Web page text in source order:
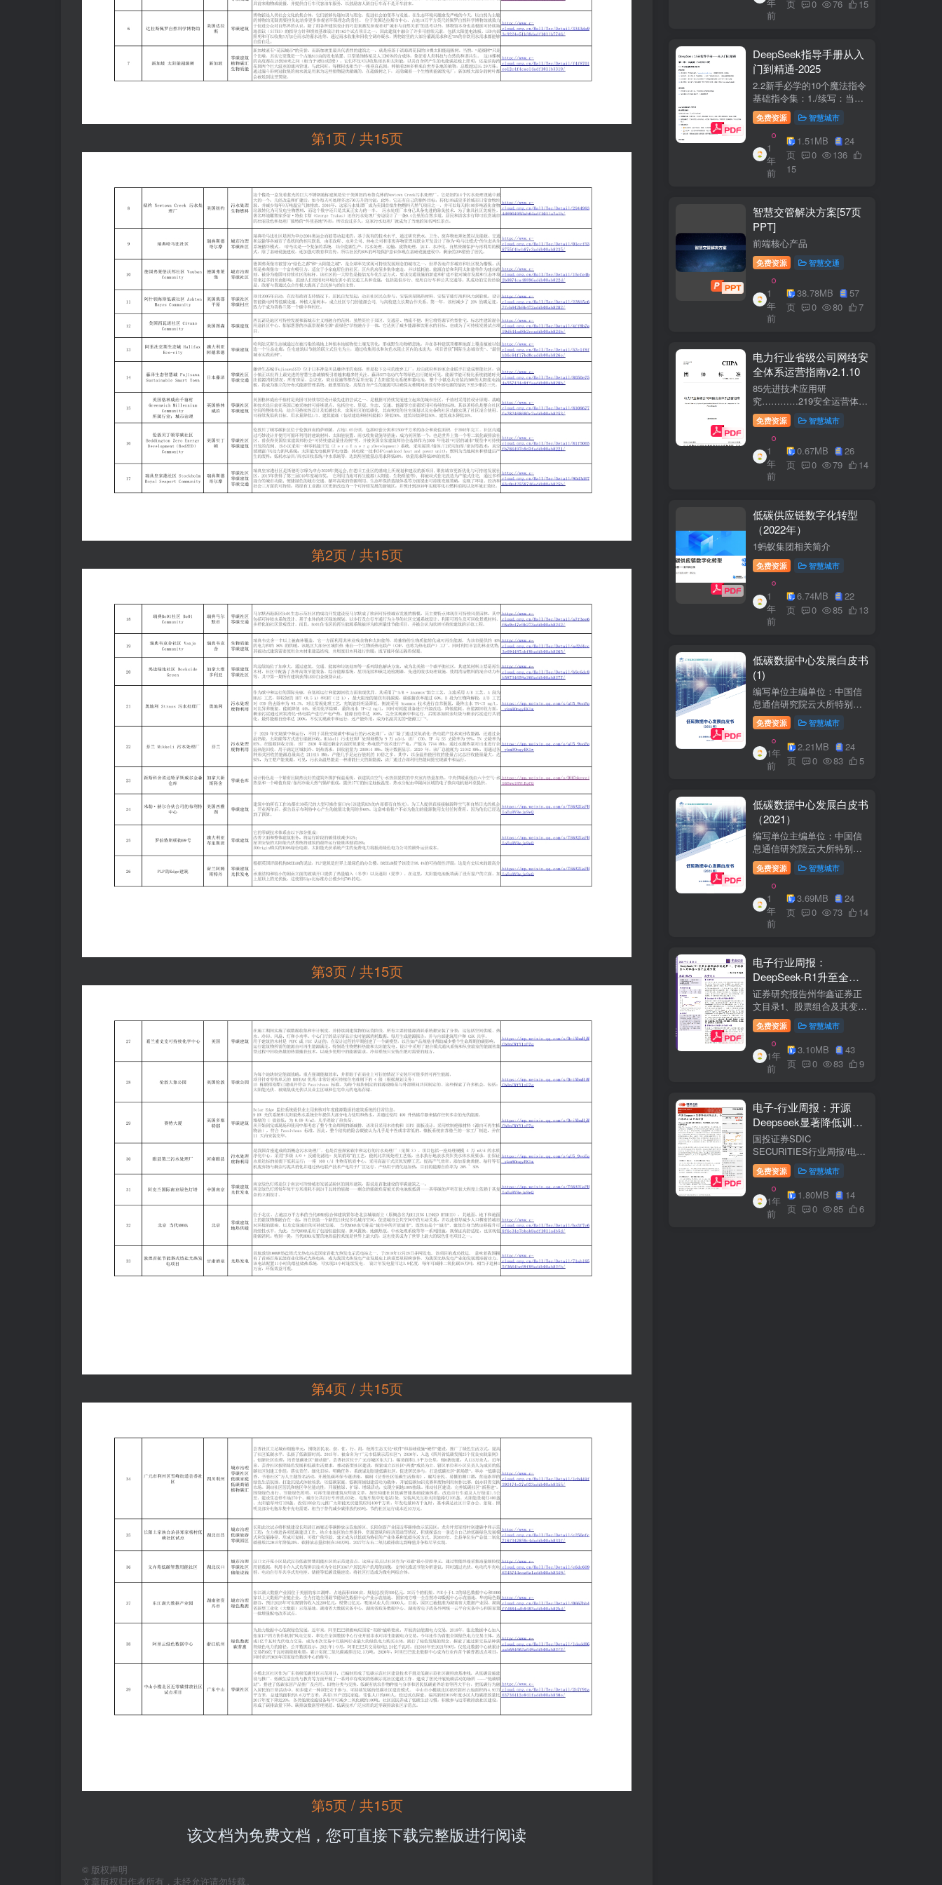
第1页 / 共15页
第2页 / 共15页
第3页 / 共15页
第4页 / 共15页
第5页 / 共15页
该文档为免费文档，您可直接下载完整版进行阅读
© 版权声明
文章版权归作者所有，未经允许请勿转载。
+医疗企业案例分析5中国互
联网+医疗...
年
前
页 0 76 15
DeepSeek指导手册从入
门到精通-2025
2.2新手必学的10个魔法指令
基础指令集：1./续写：当回
答中断时自动继续生成2./简
化：将复杂内容转换成大白
话3./示例：要求展示实际案
例（特别是写代码时）4./步
骤：让AI分步骤指导操作流
程5./检...
免费资源 智慧城市
1
年
前
1.51MB
24
页
0
136
15
智慧交管解决方案[57页
PPT]
前端核心产品
免费资源 智慧交通
1
年
前
38.78MB
57
页
0 80 7
电力行业省级公司网络安
全体系运营指南v2.1.10
85先进技术应用研
究…………219安全运营体
系……2291网络安全运
营..2292业务安全运
营.......249.3网络与业务安全
联动.·26
免费资源 智慧城市
1
年
前
0.67MB
26
页
0 79 14
低碳供应链数字化转型
（2022年）
1蚂蚁集团相关简介
免费资源 智慧城市
1
年
前
6.74MB
22
页
0 85 13
低碳数据中心发展白皮书
(1)
编写单位主编单位：中国信
息通信研究院云大所特别鸣
谢：百度、阿里巴巴、腾
讯、中金数据、秦淮数据、
万国数据、河北省凤凰谷零
碳发展研究院、绿色和平等
单位的大力支持。
免费资源 智慧城市
1年
前
2.21MB
24
页
0 83 5
低碳数据中心发展白皮书
（2021）
编写单位主编单位：中国信
息通信研究院云大所特别鸣
谢：百度、阿里巴巴、腾
讯、中金数据、秦准数据、
万国数据、河北省凤凰谷零
碳发展研究院、绿色和平等
单位的大力支持。
免费资源 智慧城市
1
年
前
3.69MB
24
页
0 73 14
电子行业周报：
DeepSeek-R1升至全球
风格控制类第一，宇树推
出人形机器人首个应用方
案
证券研究报告州华鑫证券正
文目录1、股票组合及其变
化.51.1、本周重点推荐及推
荐组...51.2、海外龙头一
览。62、周度行情分析及展
望.…82.1、周涨幅排行…
2.2、行业重点公司估值水平
免费资源 智慧城市
1年
前
3.10MB
43
页
0 83 9
电子-行业周报：开源
Deepseek显著降低训练
成本，关注推理与AI终端
进展
国投证券SDIC
SECURITIES行业周报/电于
目内容目录1.本周新闻一
览.42.行业数据跟踪.…62.1.
半导体：半导体行业：两大
收购事件来袭...62.2.SiC:8家
碳化硅相关企业完成融
免费资源 智慧城市
1年
前
1.80MB
14
页
0 85 6